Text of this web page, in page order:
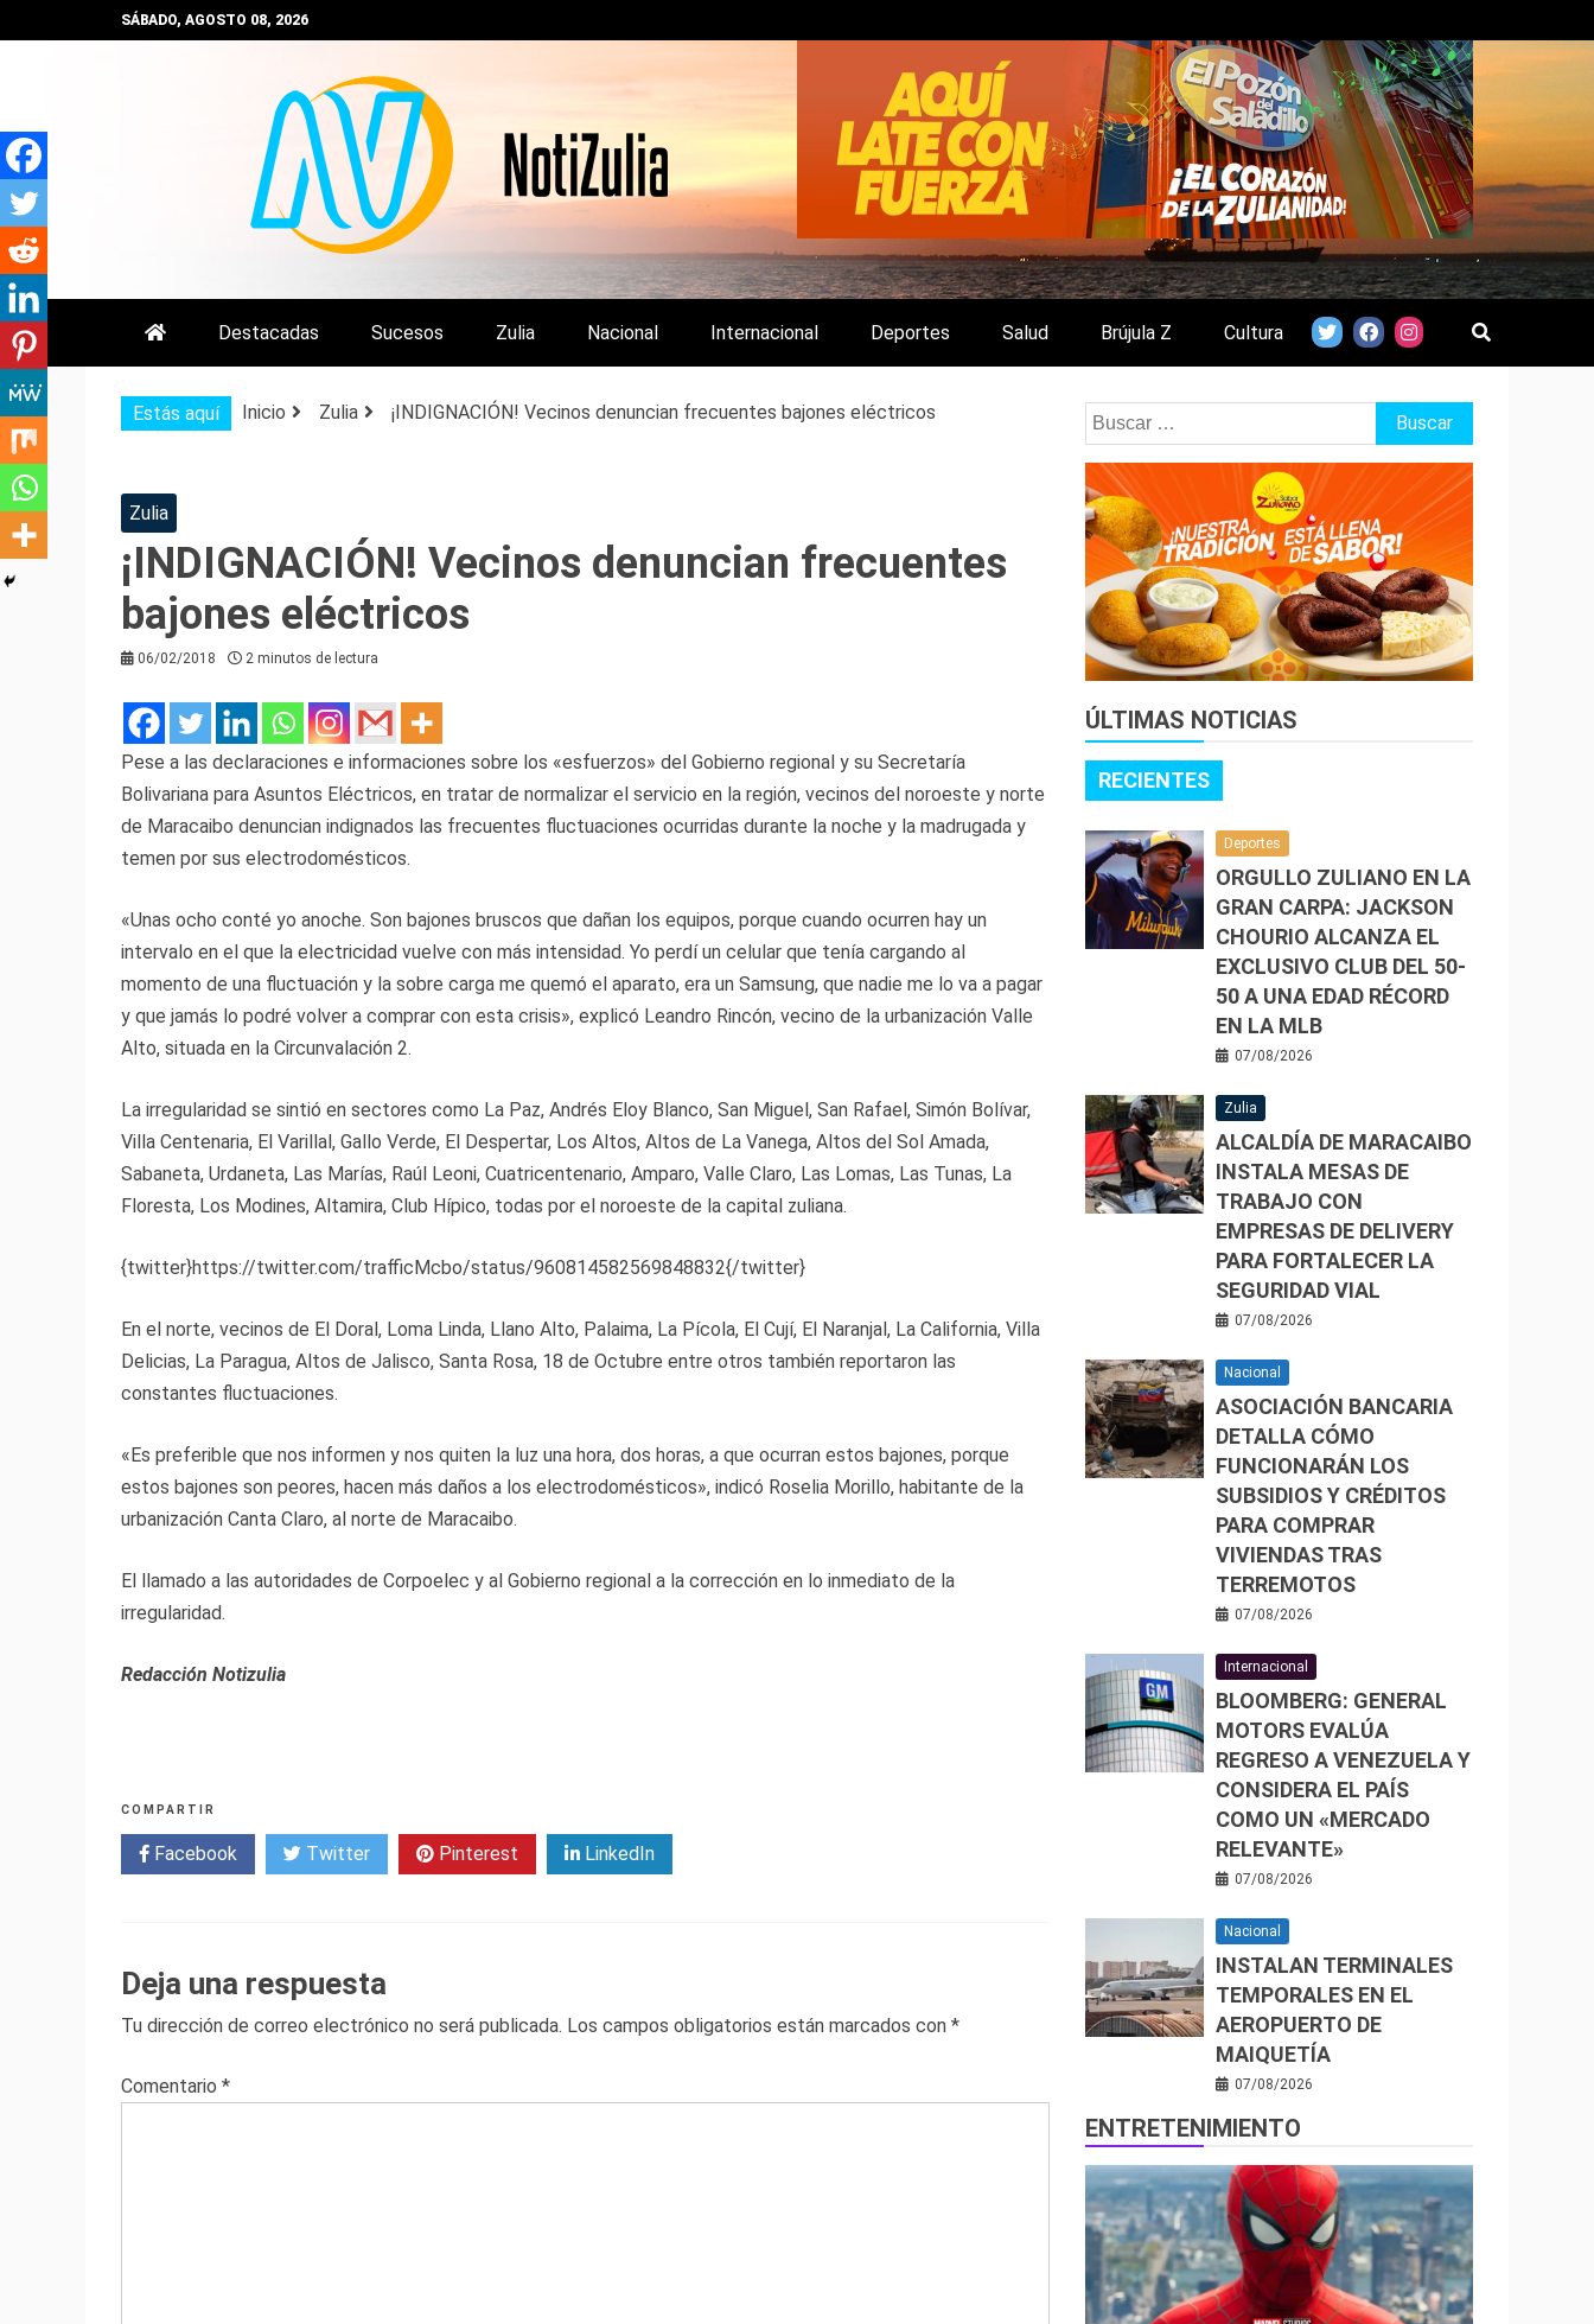
al
SÁBADO, AGOSTO 08, 2026
NOTIZULIA
NOTICIAS DEL ZULIA, VENEZUELA Y DE INTERÉS GENERAL.
Destacadas Sucesos Zulia Nacional Internacional Deportes Salud Brújula Z Cultura
Estás aquí Inicio Zulia ¡INDIGNACIÓN! Vecinos denuncian frecuentes bajones eléctricos
Zulia
¡INDIGNACIÓN! Vecinos denuncian frecuentes
bajones eléctricos
06/02/2018 2 minutos de lectura
Pese a las declaraciones e informaciones sobre los «esfuerzos» del Gobierno regional y su Secretaría
Bolivariana para Asuntos Eléctricos, en tratar de normalizar el servicio en la región, vecinos del noroeste y norte
de Maracaibo denuncian indignados las frecuentes fluctuaciones ocurridas durante la noche y la madrugada y
temen por sus electrodomésticos.
«Unas ocho conté yo anoche. Son bajones bruscos que dañan los equipos, porque cuando ocurren hay un
intervalo en el que la electricidad vuelve con más intensidad. Yo perdí un celular que tenía cargando al
momento de una fluctuación y la sobre carga me quemó el aparato, era un Samsung, que nadie me lo va a pagar
y que jamás lo podré volver a comprar con esta crisis», explicó Leandro Rincón, vecino de la urbanización Valle
Alto, situada en la Circunvalación 2.
La irregularidad se sintió en sectores como La Paz, Andrés Eloy Blanco, San Miguel, San Rafael, Simón Bolívar,
Villa Centenaria, El Varillal, Gallo Verde, El Despertar, Los Altos, Altos de La Vanega, Altos del Sol Amada,
Sabaneta, Urdaneta, Las Marías, Raúl Leoni, Cuatricentenario, Amparo, Valle Claro, Las Lomas, Las Tunas, La
Floresta, Los Modines, Altamira, Club Hípico, todas por el noroeste de la capital zuliana.
{twitter}https://twitter.com/trafficMcbo/status/960814582569848832{/twitter}
En el norte, vecinos de El Doral, Loma Linda, Llano Alto, Palaima, La Pícola, El Cují, El Naranjal, La California, Villa
Delicias, La Paragua, Altos de Jalisco, Santa Rosa, 18 de Octubre entre otros también reportaron las
constantes fluctuaciones.
«Es preferible que nos informen y nos quiten la luz una hora, dos horas, a que ocurran estos bajones, porque
estos bajones son peores, hacen más daños a los electrodomésticos», indicó Roselia Morillo, habitante de la
urbanización Canta Claro, al norte de Maracaibo.
El llamado a las autoridades de Corpoelec y al Gobierno regional a la corrección en lo inmediato de la
irregularidad.
Redacción Notizulia
COMPARTIR
Facebook Twitter Pinterest LinkedIn
Deja una respuesta
Tu dirección de correo electrónico no será publicada. Los campos obligatorios están marcados con *
Comentario *
Buscar:
ÚLTIMAS NOTICIAS
RECIENTES
Deportes
ORGULLO ZULIANO EN LA
GRAN CARPA: JACKSON
CHOURIO ALCANZA EL
EXCLUSIVO CLUB DEL 50-
50 A UNA EDAD RÉCORD
EN LA MLB
07/08/2026
Zulia
ALCALDÍA DE MARACAIBO
INSTALA MESAS DE
TRABAJO CON
EMPRESAS DE DELIVERY
PARA FORTALECER LA
SEGURIDAD VIAL
07/08/2026
Nacional
ASOCIACIÓN BANCARIA
DETALLA CÓMO
FUNCIONARÁN LOS
SUBSIDIOS Y CRÉDITOS
PARA COMPRAR
VIVIENDAS TRAS
TERREMOTOS
07/08/2026
Internacional
BLOOMBERG: GENERAL
MOTORS EVALÚA
REGRESO A VENEZUELA Y
CONSIDERA EL PAÍS
COMO UN «MERCADO
RELEVANTE»
07/08/2026
Nacional
INSTALAN TERMINALES
TEMPORALES EN EL
AEROPUERTO DE
MAIQUETÍA
07/08/2026
ENTRETENIMIENTO